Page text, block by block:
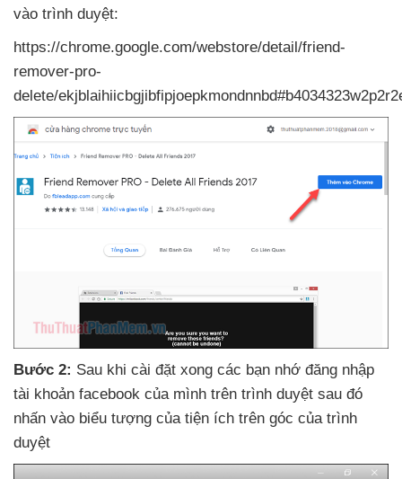
vào trình duyệt:
https://chrome.google.com/webstore/detail/friend-
remover-pro-
delete/
Bước 2: Sau khi cài đặt xong các bạn nhớ đăng nhập
tài khoản facebook của mình trên trình duyệt sau đó
nhấn vào biểu tượng của tiện ích trên góc của trình
duyệt